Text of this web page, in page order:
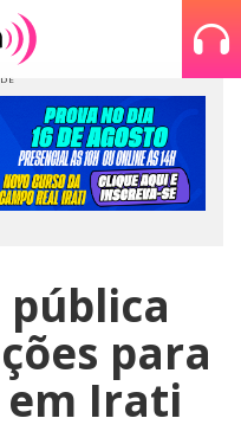
para
em Irati